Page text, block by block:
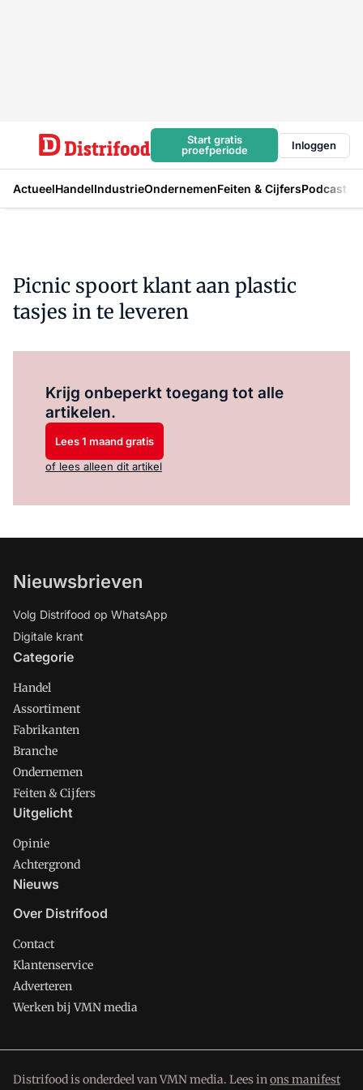
Start gratis
proefperiode
Inloggen
ActueelHandelIndustrieOndernemenFeiten & CijfersPodcast
Picnic spoort klant aan plastic
tasjes in te leveren
Krijg onbeperkt toegang tot alle
artikelen.
Lees 1 maand gratis
of lees alleen dit artikel
Nieuwsbrieven
Volg Distrifood op WhatsApp
Digitale krant
Categorie
Handel
Assortiment
Fabrikanten
Branche
Ondernemen
Feiten & Cijfers
Uitgelicht
Opinie
Achtergrond
Nieuws
Over Distrifood
Contact
Klantenservice
Adverteren
Werken bij VMN media
Distrifood is onderdeel van VMN media. Lees inons manifest